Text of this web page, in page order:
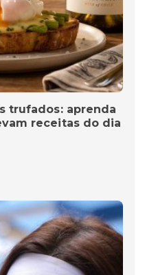
trufados: aprenda
receitas do dia